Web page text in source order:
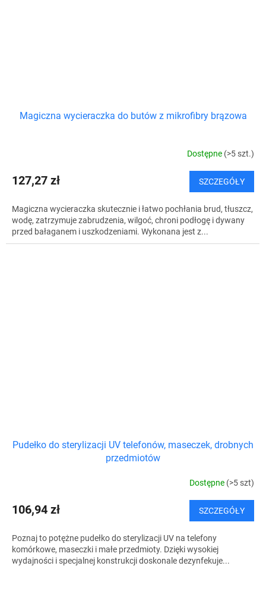
Magiczna wycieraczka do butów z mikrofibry brązowa
Dostępne (>5 szt.)
127,27 zł SZCZEGÓŁY
Magiczna wycieraczka skutecznie i łatwo pochłania brud, tłuszcz,
wodę, zatrzymuje zabrudzenia, wilgoć, chroni podłogę i dywany
przed bałaganem i uszkodzeniami. Wykonana jest z...
Pudełko do sterylizacji UV telefonów, maseczek, drobnych
przedmiotów
Dostępne (>5 szt)
106,94 zł SZCZEGÓŁY
Poznaj to potężne pudełko do sterylizacji UV na telefony
komórkowe, maseczki i małe przedmioty. Dzięki wysokiej
wydajności i specjalnej konstrukcji doskonale dezynfekuje...